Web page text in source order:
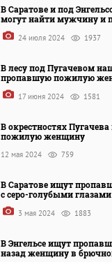
В Саратове и под
могут найти мужчину и
24 июля 2024 1937
В лесу под Пугачевом
пропавшую пожилую
17 июня 2024 1581
В окрестностях
пожилую женщину
12 мая 2024 759
В Саратове ищут
с серо-голубыми глазами
3 мая 2024 1883
В Энгельсе ищут
назад женщину в